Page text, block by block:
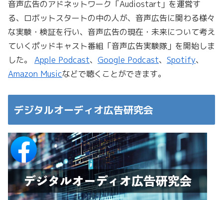
音声広告のアドネットワーク「Audiostart」を運営す
る、ロボットスタートの中の人が、音声広告に関わる様々
な実験・検証を行い、音声広告の現在・未来について考え
ていくポッドキャスト番組「音声広告実験隊」を開始しま
した。 Apple Podcast、 Google Podcast、 Spotify、
Amazon Musicなどで聴くことができます。
デジタルオーディオ広告研究会